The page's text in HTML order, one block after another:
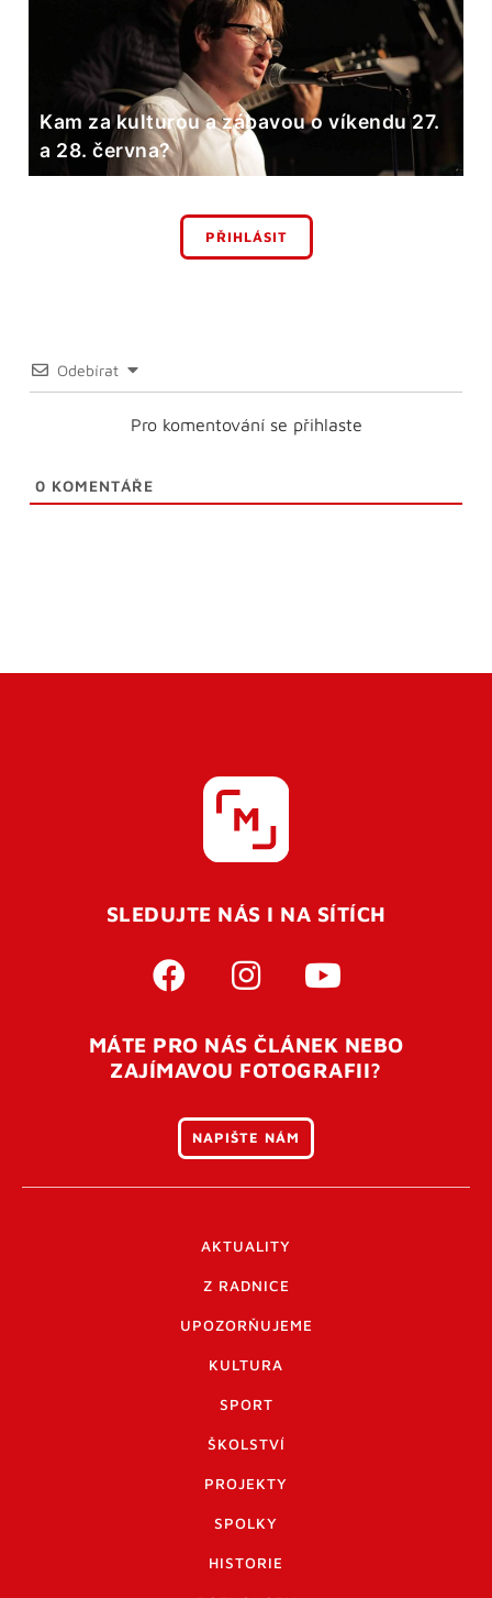
Kam za kulturou a zábavou o víkendu 27.
a 28. června?
PŘIHLÁSIT
Odebírat
Pro komentování se přihlaste
0 KOMENTÁŘE
SLEDUJTE NÁS I NA SÍTÍCH
MÁTE PRO NÁS ČLÁNEK NEBO
ZAJÍMAVOU FOTOGRAFII?
NAPIŠTE NÁM
AKTUALITY
Z RADNICE
UPOZORŇUJEME
KULTURA
SPORT
ŠKOLSTVÍ
PROJEKTY
SPOLKY
HISTORIE